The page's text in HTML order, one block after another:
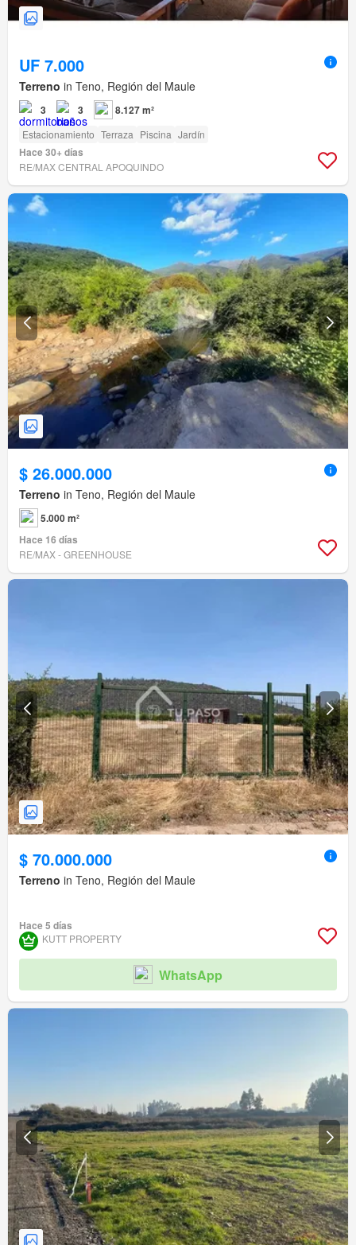
UF 7.000
Terreno in Teno, Región del Maule
3 3 8.127 m²
Estacionamiento Terraza Piscina Jardín
Hace 30+ días
RE/MAX CENTRAL APOQUINDO
$ 26.000.000
Terreno in Teno, Región del Maule
5.000 m²
Hace 16 días
RE/MAX - GREENHOUSE
$ 70.000.000
Terreno in Teno, Región del Maule
Hace 5 días
KUTT PROPERTY
WhatsApp